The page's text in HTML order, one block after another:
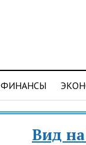
ФИНАНСЫ
Вид на